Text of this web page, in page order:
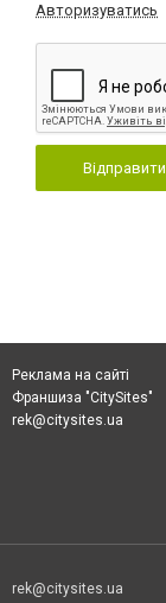
Авторизуватись
Відправити
Реклама на сайті
Франшиза "CitySites"
rek@citysites.ua
rek@citysites.ua